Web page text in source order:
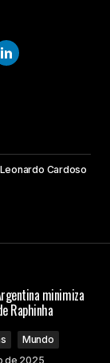
Leonardo Cardoso
minimiza
Raphinha
Mundo
de 2025